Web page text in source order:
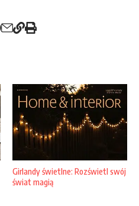
Girlandy świetlne: Rozświetl swój
świat magią